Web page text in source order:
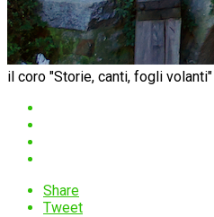
il coro "Storie, canti, fogli volanti"
Share
Tweet